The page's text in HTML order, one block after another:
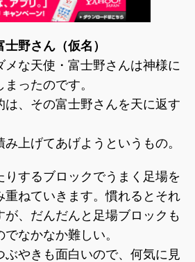
野さん（仮名）
メな天使・富士野さんは神様に
ったのです。
は、その富士野さんを天に返す
上げてあげようというもの。
りするブロックでうまく足場を
重ねていきます。慣れるとそれ
が、だんだんと足場ブロックも
なかなか難しい。
ぶやきも面白いので、何気に見